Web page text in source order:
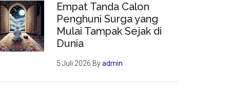
Empat Tanda Calon
Penghuni Surga yang
Mulai Tampak Sejak di
Dunia
5 Juli 2026 Byadmin